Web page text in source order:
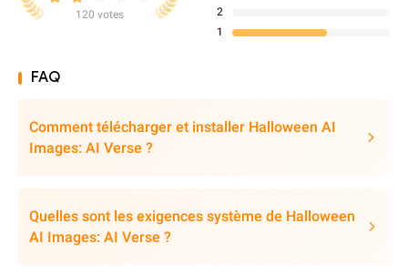
120 votes
2
1
FAQ
Comment télécharger et installer Halloween AI
Images: AI Verse ?
Quelles sont les exigences système de Halloween
AI Images: AI Verse ?